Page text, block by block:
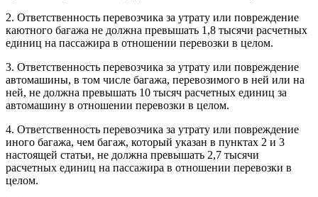
2. Ответственность перевозчика за утрату или повреждение
каютного багажа не должна превышать 1,8 тысячи расчетных
единиц на пассажира в отношении перевозки в целом.
3. Ответственность перевозчика за утрату или повреждение
автомашины, в том числе багажа, перевозимого в ней или на
ней, не должна превышать 10 тысяч расчетных единиц за
автомашину в отношении перевозки в целом.
4. Ответственность перевозчика за утрату или повреждение
иного багажа, чем багаж, который указан в пунктах 2 и 3
настоящей статьи, не должна превышать 2,7 тысячи
расчетных единиц на пассажира в отношении перевозки в
целом.